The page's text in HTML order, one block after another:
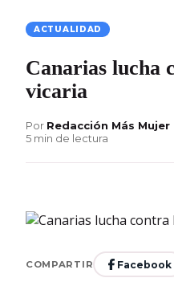
ACTUALIDAD
Canarias lucha
vicaria
Por Redacción Más Mujer
5 min de lectura
COMPARTIR Facebook